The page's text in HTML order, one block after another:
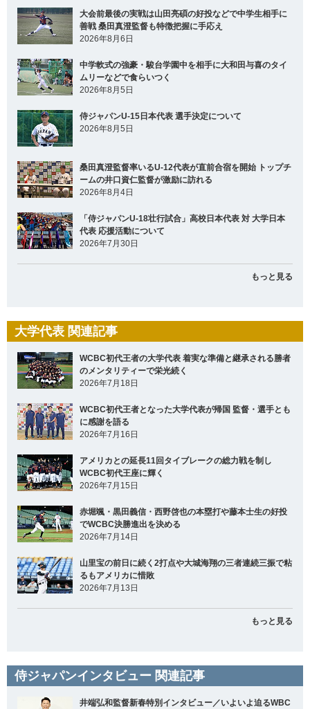
大会前最後の実戦は山田亮碩の好投などで中学生相手に
善戦 桑田真澄監督も特徴把握に手応え
2026年8月6日
中学軟式の強豪・駿台学園中を相手に大和田与喜のタイ
ムリーなどで食らいつく
2026年8月5日
侍ジャパンU-15日本代表 選手決定について
2026年8月5日
桑田真澄監督率いるU-12代表が直前合宿を開始 トップチ
ームの井口資仁監督が激励に訪れる
2026年8月4日
「侍ジャパンU-18壮行試合」高校日本代表 対 大学日本
代表 応援活動について
2026年7月30日
もっと見る
大学代表 関連記事
WCBC初代王者の大学代表 着実な準備と継承される勝者
のメンタリティーで栄光続く
2026年7月18日
WCBC初代王者となった大学代表が帰国 監督・選手とも
に感謝を語る
2026年7月16日
アメリカとの延長11回タイブレークの総力戦を制し
WCBC初代王座に輝く
2026年7月15日
赤堀颯・黒田義信・西野啓也の本塁打や藤本士生の好投
でWCBC決勝進出を決める
2026年7月14日
山里宝の前日に続く2打点や大城海翔の三者連続三振で粘
るもアメリカに惜敗
2026年7月13日
もっと見る
侍ジャパンインタビュー 関連記事
井端弘和監督新春特別インタビュー／いよいよ迫るWBC